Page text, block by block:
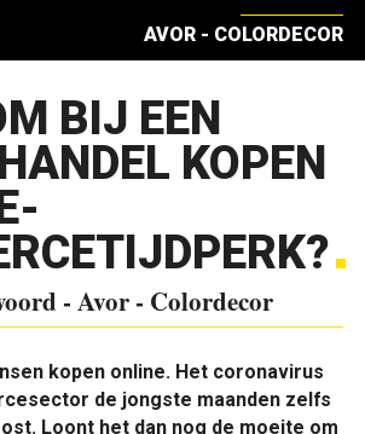
AVOR - COLORDECOR
BIJ EEN
KOPEN
- Avor - Colordecor
kopen online. Het coronavirus
de jongste maanden zelfs
Loont het dan nog de moeite om